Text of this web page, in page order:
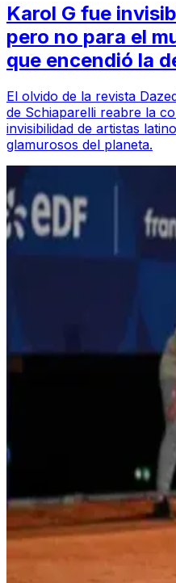
Karol G fue
pero no para el
que encendió la
El olvido de la revista
de Schiaparelli reabre la
invisibilidad de artistas
glamurosos del planeta.